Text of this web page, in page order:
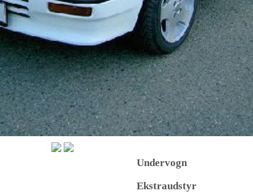
Undervogn
Ekstraudstyr